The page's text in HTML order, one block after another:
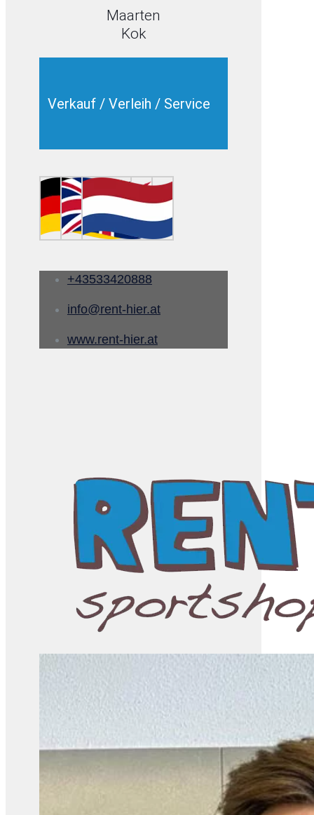
Maarten
Kok
Verkauf / Verleih / Service
+43533420888
info@rent-hier.at
www.rent-hier.at